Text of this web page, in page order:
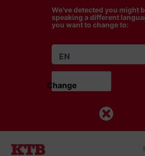
We've detected you might
speaking a different
you want to change to:
EN
Change